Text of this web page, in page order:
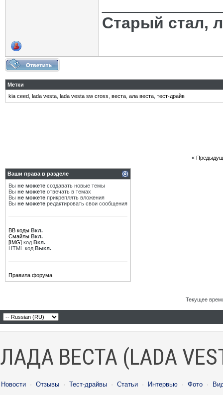
Старый стал,
Метки
kia ceed lada vesta lada vesta sw cross веста ала веста тест-драйв
«
Ваши права в разделе
Вы не можете создавать новые темы
Вы не можете отвечать в темах
Вы не можете прикреплять вложения
Вы не можете редактировать свои сообщения
BB коды Вкл.
Смайлы Вкл.
[IMG] код Вкл.
HTML код Выкл.
Правила форума
Текущее
ЛАДА ВЕСТА (LADA
Новости · Отзывы · Тест-драйвы · Статьи · Интервью · Фото ·